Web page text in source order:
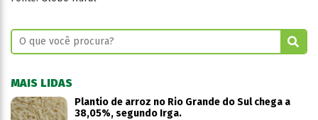
MAIS LIDAS
Plantio de arroz no Rio Grande do Sul chega a
38,05%, segundo Irga.